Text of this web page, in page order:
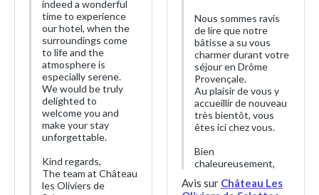
indeed a wonderful
time to experience
our hotel, when the
surroundings come
to life and the
atmosphere is
especially serene.
We would be truly
delighted to
welcome you and
make your stay
unforgettable.
Kind regards,
The team at Château
les Oliviers de
Nous sommes ravis
de lire que notre
bâtisse a su vous
charmer durant votre
séjour en Drôme
Provençale.
Au plaisir de vous y
accueillir de nouveau
très bientôt, vous
êtes ici chez vous.
Bien
chaleureusement,
Avis sur Château Les